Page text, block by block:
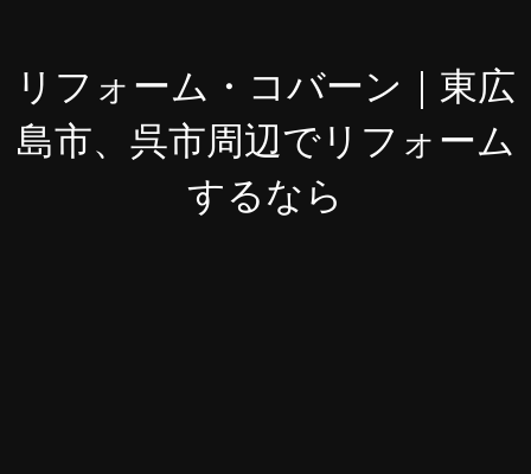
リフォーム・コバーン｜東広
島市、呉市周辺でリフォーム
するなら